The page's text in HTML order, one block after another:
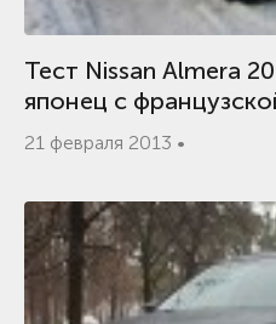
Тест Nissan Almera
японец с
21 февраля 2013 •